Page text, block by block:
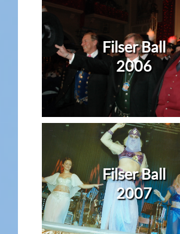
Filser Ball
2006
Filser Ball
2007